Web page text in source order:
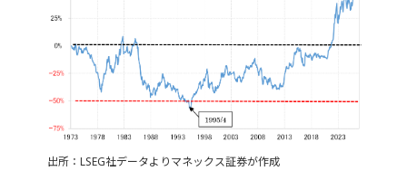
出所：LSEG社データよりマネックス証券が作成